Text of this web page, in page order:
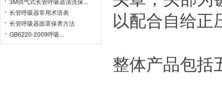
长管呼吸器常用术语表
长管呼吸器面罩保养方法
GB6220-2009呼吸...
以配合自给正
整体产品包括